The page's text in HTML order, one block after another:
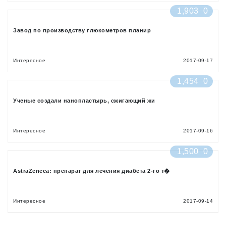
1,903 0
Завод по производству глюкометров планир
Интересное 2017-09-17
1,454 0
Ученые создали нанопластырь, сжигающий жи
Интересное 2017-09-16
1,500 0
AstraZeneca: препарат для лечения диабета 2-го т�
Интересное 2017-09-14